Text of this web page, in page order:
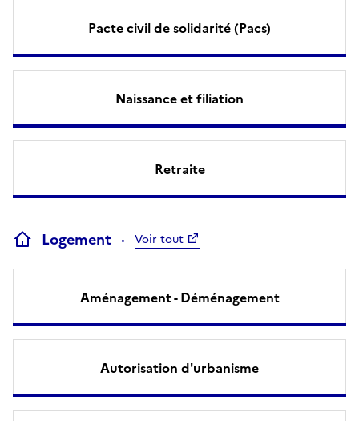
Pacte civil de solidarité (Pacs)
Naissance et filiation
Retraite
Logement Voir tout
Aménagement - Déménagement
Autorisation d'urbanisme